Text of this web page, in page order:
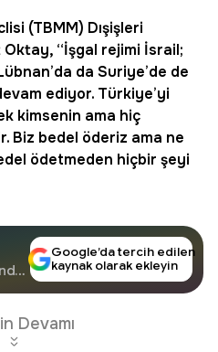
(TBMM) Dışişleri
Oktay, “İşgal rejimi İsrail;
da Suriye’de de
ediyor. Türkiye’yi
kimsenin ama hiç
Biz bedel öderiz ama ne
ödetmeden hiçbir şeyi
Google’da tercih edilen
kaynak olarak ekleyin
Devamı